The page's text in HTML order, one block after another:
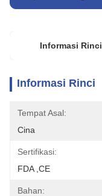
Informasi Rinci
Informasi Rinci
Tempat Asal:
Cina
Sertifikasi:
FDA ,CE
Bahan: